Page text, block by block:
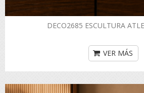
DECO2685 ESCULTURA
VER MÁS